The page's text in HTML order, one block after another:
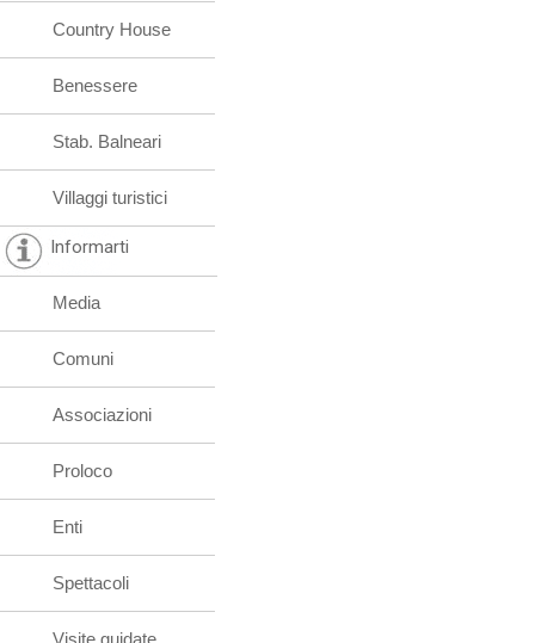
Country House
Benessere
Stab. Balneari
Villaggi turistici
Informarti
Media
Comuni
Associazioni
Proloco
Enti
Spettacoli
Visite guidate